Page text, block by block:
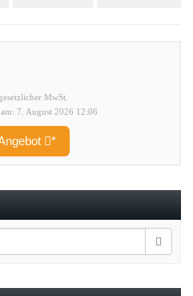
MwSt.
7. August 2026 12:06
*